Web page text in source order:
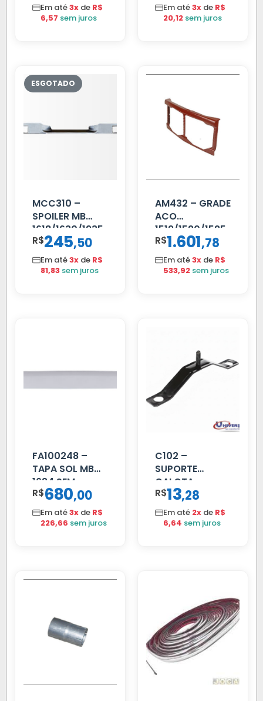
Em até3x de R$
6,57 sem juros
Em até3x de R$
20,12 sem juros
MCC310 –
SPOILER MB
1618/1630/1935
02 FAR
R$245,50
Em até3x de R$
81,83 sem juros
AM432 – GRADE
ACO
1519/1520/1525
R$1.601,78
Em até3x de R$
533,92 sem juros
FA100248 –
TAPA SOL MB
1634 SEM
SUPORTE FIBRA
R$680,00
Em até3x de R$
226,66 sem juros
C102 –
SUPORTE
CALOTA
DIANTEIRA
RODA 10 FUROS
R$13,28
Em até 2x de R$
6,64 sem juros